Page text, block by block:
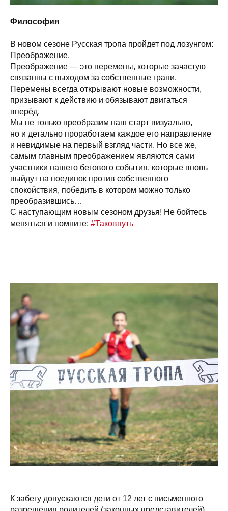
Философия
В новом сезоне Русская тропа пройдет под лозунгом:
Преображение.
Преображение — это перемены, которые зачастую
связанны с выходом за собственные грани.
Перемены всегда открывают новые возможности,
призывают к действию и обязывают двигаться
вперёд.
Мы не только преобразим наш старт визуально,
но и детально проработаем каждое его направление
и невидимые на первый взгляд части. Но все же,
самым главным преображением являются сами
участники нашего бегового события, которые вновь
выйдут на поединок против собственного
спокойствия, победить в котором можно только
преобразившись…
С наступающим новым сезоном друзья! Не бойтесь
меняться и помните: #Таковпуть
К забегу допускаются дети от 12 лет с письменного